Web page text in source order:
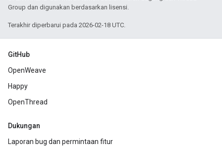
Group dan digunakan berdasarkan lisensi.
Terakhir diperbarui pada 2026-02-18 UTC.
GitHub
OpenWeave
Happy
OpenThread
Dukungan
Laporan bug dan permintaan fitur